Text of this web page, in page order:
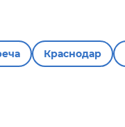
Краснодар